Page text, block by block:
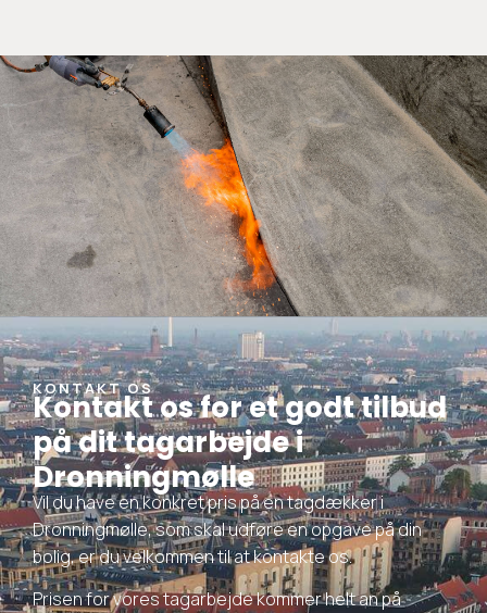
KONTAKT OS
Kontakt os for et godt tilbud
på dit tagarbejde i
Dronningmølle
Vil du have en konkret pris på en tagdækker i
Dronningmølle, som skal udføre en opgave på din
bolig, er du velkommen til at kontakte os.
Prisen for vores tagarbejde kommer helt an på